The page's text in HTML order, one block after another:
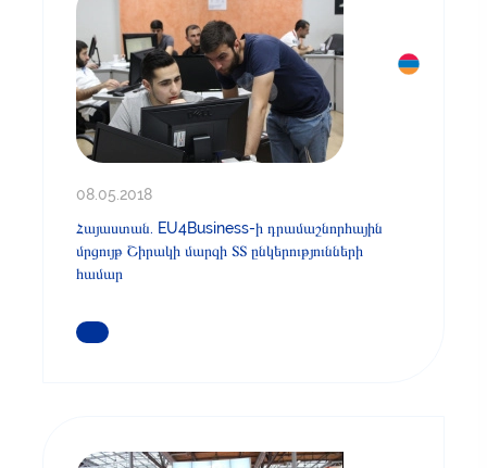
08.05.2018
Հայաստան. EU4Business-ի դրամաշնորհային
մրցույթ Շիրակի մարզի ՏՏ ընկերությունների
համար
ԿԱՐԴԱՑԵՔ ԱՎԵԼԻՆ